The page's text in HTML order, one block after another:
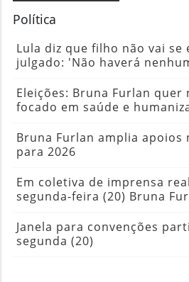
Política
Lula diz que filho não vai se
julgado: 'Não haverá
Eleições: Bruna Furlan quer
focado em saúde e
Bruna Furlan amplia apoios
para 2026
Em coletiva de imprensa
segunda-feira (20) Bruna
Janela para convenções
segunda (20)